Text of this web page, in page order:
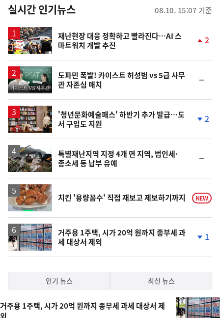
뉴
스
실시간 인기뉴스 08.10. 15:07 기준
재난현장 대응 정확하고 빨라진다…AI 스
마트워치 개발 추진
계
2
영
상
도파민 폭발! 카이스트 허성범 vs 5급 사무
관 자존심 매치
일
'청년문화예술패스' 하반기 추가 발급…도
서 구입도 지원
계
2
특별재난지역 지정 4개 면 지역, 법인세·
종소세 등 납부 유예
일
치킨 '용량꼼수' 직접 재보고 제보하기까지 NEW
거주용 1주택, 시가 20억 원까지 종부세 과
세 대상서 제외
계
락
1
기,
최
인기 뉴스 최신 뉴스
기
거주용 1주택, 시가 20억 원까지 종부세 과세 대상서 제